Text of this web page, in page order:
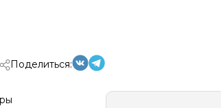
Поделиться: